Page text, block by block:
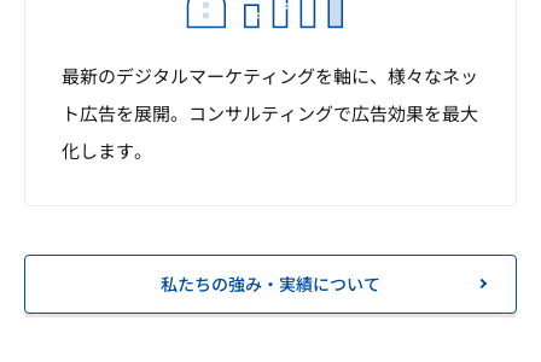
最新のデジタルマーケティングを軸に、様々なネッ
ト広告を展開。コンサルティングで広告効果を最大
化します。
私たちの強み・実績について